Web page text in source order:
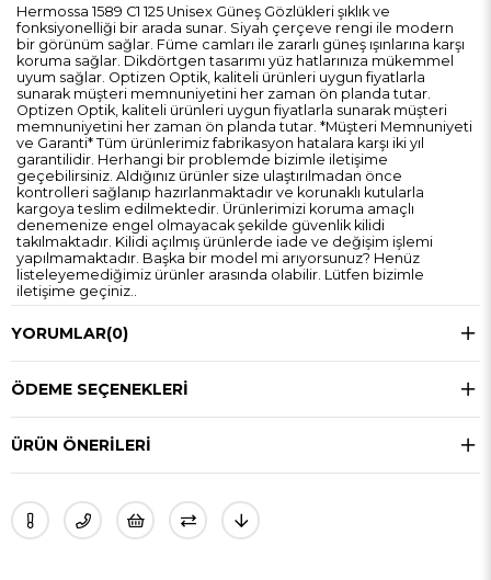
Hermossa 1589 C1 125 Unisex Güneş Gözlükleri şıklık ve
fonksiyonelliği bir arada sunar. Siyah çerçeve rengi ile modern
bir görünüm sağlar. Füme camları ile zararlı güneş ışınlarına karşı
koruma sağlar. Dikdörtgen tasarımı yüz hatlarınıza mükemmel
uyum sağlar. Optizen Optik, kaliteli ürünleri uygun fiyatlarla
sunarak müşteri memnuniyetini her zaman ön planda tutar.
Optizen Optik, kaliteli ürünleri uygun fiyatlarla sunarak müşteri
memnuniyetini her zaman ön planda tutar. *Müşteri Memnuniyeti
ve Garanti* Tüm ürünlerimiz fabrikasyon hatalara karşı iki yıl
garantilidir. Herhangi bir problemde bizimle iletişime
geçebilirsiniz. Aldığınız ürünler size ulaştırılmadan önce
kontrolleri sağlanıp hazırlanmaktadır ve korunaklı kutularla
kargoya teslim edilmektedir. Ürünlerimizi koruma amaçlı
denemenize engel olmayacak şekilde güvenlik kilidi
takılmaktadır. Kilidi açılmış ürünlerde iade ve değişim işlemi
yapılmamaktadır. Başka bir model mi arıyorsunuz? Henüz
listeleyemediğimiz ürünler arasında olabilir. Lütfen bizimle
iletişime geçiniz..
YORUMLAR(0)
ÖDEME SEÇENEKLERI
ÜRÜN ÖNERILERI